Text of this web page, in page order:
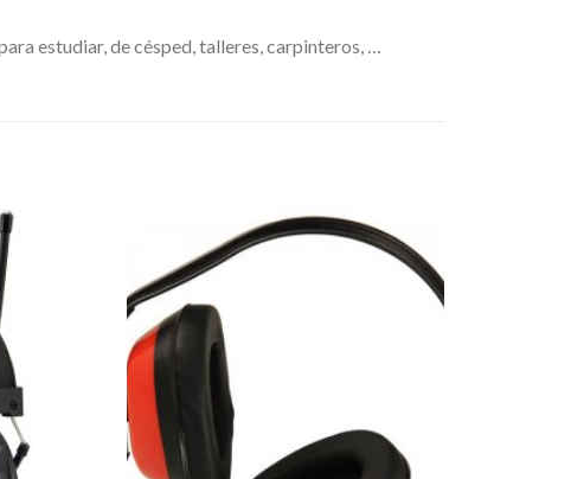
estudiar, de césped, talleres, carpinteros, …